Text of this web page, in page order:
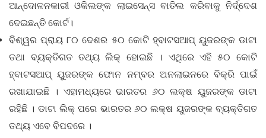
ଆନ୍ଦୋଳନକାରୀ ଓକିଲଙ୍କ ଲାଇସେନ୍ସ ବାତିଲ କରିବାକୁ ନିର୍ଦ୍ଦେଶ
ଦେଇଛନ୍ତି କୋର୍ଟ।
ବିଶ୍ୱର ପ୍ରାୟ ୮୦ ଦେଶର ୫୦ କୋଟି ହ୍ବାଟସଆପ୍ ୟୁଜରଙ୍କ ଡାଟା
ତଥା ବ୍ୟକ୍ତିଗତ ତଥ୍ୟ ଲିକ୍ ହୋଇଛି । ଏଥିରେ ଏହି ୫୦ କୋଟି
ହ୍ବାଟସଆପ୍ ୟୁଜରଙ୍କ ଫୋନ ନମ୍ବର ଅନଲାଇନରେ ବିକ୍ରି ପାଇଁ
ରଖାଯାଇଛି । ଏହାମଧ୍ୟରେ ଭାରତର ୬୦ ଲକ୍ଷ ୟୁଜରଙ୍କ ଡାଟା
ରହିଛି । ଡାଟା ଲିକ୍ ପରେ ଭାରତର ୬୦ ଲକ୍ଷ ୟୁଜରଙ୍କ ବ୍ୟକ୍ତିଗତ
ତଥ୍ୟ ଏବେ ବିପଦରେ ।